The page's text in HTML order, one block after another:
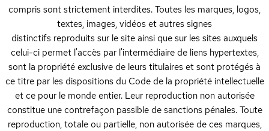
compris sont strictement interdites. Toutes les marques, logos,
textes, images, vidéos et autres signes
distinctifs reproduits sur le site ainsi que sur les sites auxquels
celui-ci permet l'accès par l'intermédiaire de liens hypertextes,
sont la propriété exclusive de leurs titulaires et sont protégés à
ce titre par les dispositions du Code de la propriété intellectuelle
et ce pour le monde entier. Leur reproduction non autorisée
constitue une contrefaçon passible de sanctions pénales. Toute
reproduction, totale ou partielle, non autorisée de ces marques,